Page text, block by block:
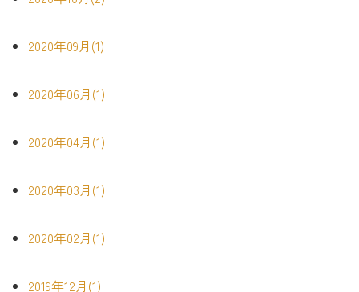
2020年09月(1)
2020年06月(1)
2020年04月(1)
2020年03月(1)
2020年02月(1)
2019年12月(1)